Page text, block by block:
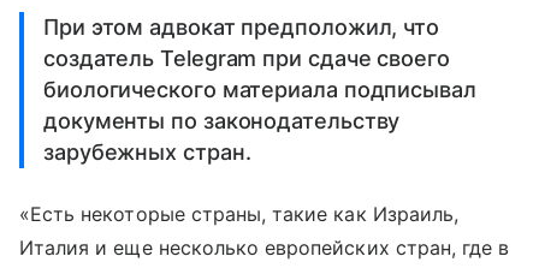
При этом адвокат предположил, что
создатель Telegram при сдаче своего
биологического материала подписывал
документы по законодательству
зарубежных стран.
«Есть некоторые страны, такие как Израиль,
Италия и еще несколько европейских стран, где в